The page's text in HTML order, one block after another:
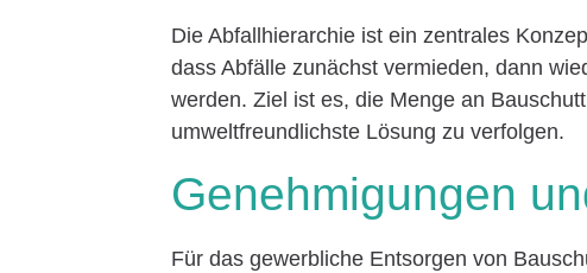
Die Abfallhierarchie ist ein zentrales
dass Abfälle zunächst vermieden, dann
werden. Ziel ist es, die Menge an
umweltfreundlichste Lösung zu verfolgen.
Genehmigungen
Für das gewerbliche Entsorgen von